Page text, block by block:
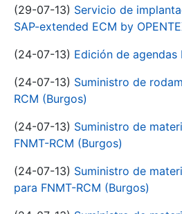
(29-07-13) Servicio de
SAP-extended ECM by
(24-07-13) Edición de agendas
(24-07-13) Suministro de
RCM (Burgos)
(24-07-13) Suministro de
FNMT-RCM (Burgos)
(24-07-13) Suministro de
para FNMT-RCM (Burgos)